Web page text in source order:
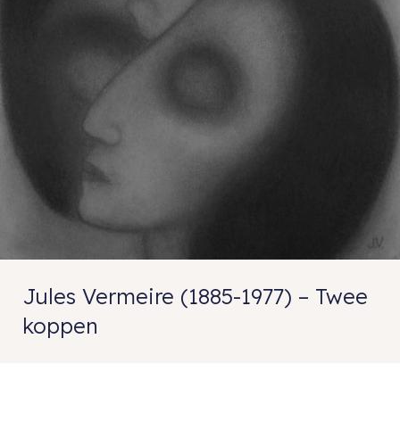
Jules Vermeire (1885-1977) – Twee
koppen